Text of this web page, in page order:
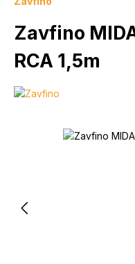
Zavfino
RCA 1,5m
Bildergalerie überspringen